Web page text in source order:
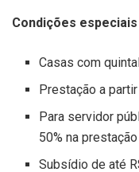
Condições
Casas com
Prestação a
Para servidor
50% na prestação
Subsídio de até